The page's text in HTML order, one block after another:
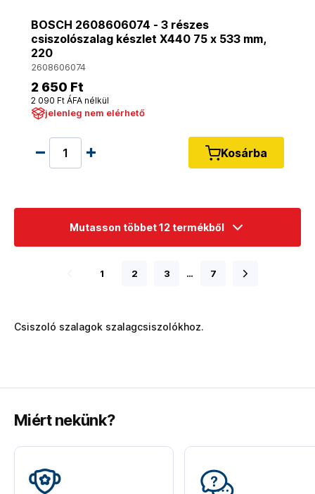
BOSCH 2608606074 - 3 részes
csiszolószalag készlet X440 75 x 533 mm,
220
2608606074
2 650 Ft
2 090 Ft ÁFA nélkül
jelenleg nem elérhető
Kosárba
Mutasson többet 12 termékből
1 2 3 … 7
Csiszoló szalagok szalagcsiszolókhoz.
Miért nekünk?